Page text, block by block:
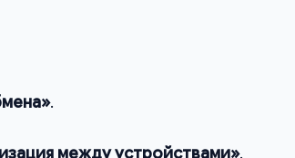
.
между устройствами».